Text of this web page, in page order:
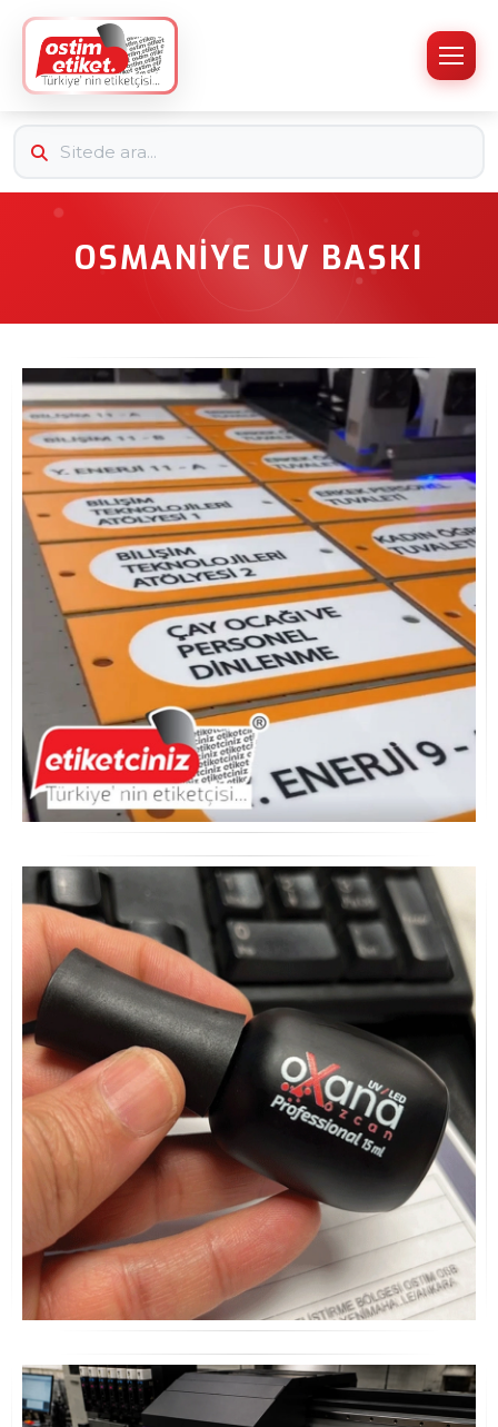
OSMANIYE UV BASKI